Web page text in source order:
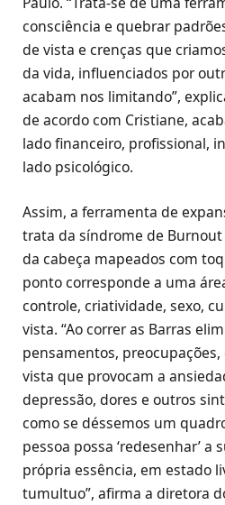
consciência e quebrar
de vista e crenças que
da vida, influenciados por
acabam nos limitando”,
de acordo com Cristiane,
lado financeiro, profissional,
lado psicológico.
Assim, a ferramenta de
trata da síndrome de
da cabeça mapeados com
ponto corresponde a uma
controle, criatividade, sexo,
vista. “Ao correr as Barras
pensamentos,
vista que provocam a
depressão, dores e outros
como se déssemos um
pessoa possa ‘redesenhar’ a
própria essência, em estado
tumultuo”, afirma a diretora